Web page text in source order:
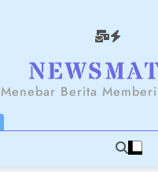
Menebar Berita